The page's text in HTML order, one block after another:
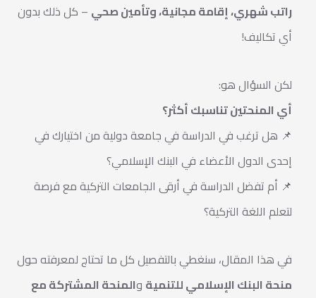
راتب شهري، إقامة مجانية، وتأمين صحي – كل ذلك بدون
أي تكاليف!
لكن السؤال هو:
أي المنحتين تناسبك أكثر؟
📌 هل ترغب في الدراسة في جامعة دولية من اختيارك في
إحدى الدول الأعضاء في البنك الإسلامي؟
📌 أم تفضل الدراسة في أرقى الجامعات التركية مع فرصة
لتعلم اللغة التركية؟
في هذا المقال، سنغطي بالتفصيل كل ما تحتاج لمعرفته حول
منحة البنك الإسلامي للتنمية والمنحة المشتركة مع